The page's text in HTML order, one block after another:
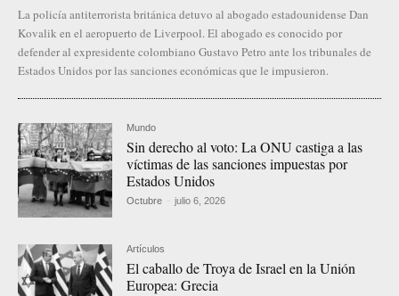
La policía antiterrorista británica detuvo al abogado estadounidense Dan
Kovalik en el aeropuerto de Liverpool. El abogado es conocido por
defender al expresidente colombiano Gustavo Petro ante los tribunales de
Estados Unidos por las sanciones económicas que le impusieron.
Mundo
Sin derecho al voto: La ONU castiga a las
víctimas de las sanciones impuestas por
Estados Unidos
Octubre - julio 6, 2026
Artículos
El caballo de Troya de Israel en la Unión
Europea: Grecia